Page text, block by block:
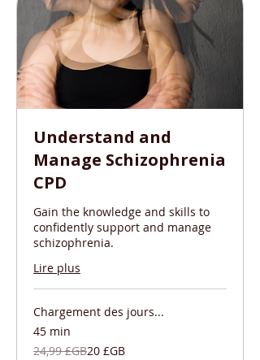
Understand and
Manage Schizophrenia
CPD
Gain the knowledge and skills to
confidently support and manage
schizophrenia.
Lire plus
Chargement des jours...
45 min
24,99
livres
24,99 £GB20 £GB